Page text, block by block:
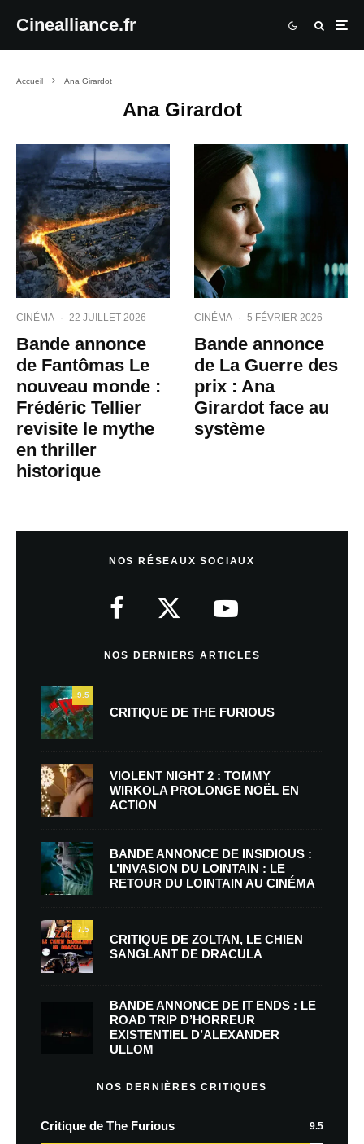
Cinealliance.fr
Accueil Ana Girardot
Ana Girardot
CINÉMA · 22 JUILLET 2026
Bande annonce
de Fantômas Le
nouveau monde :
Frédéric Tellier
revisite le mythe
en thriller
historique
CINÉMA · 5 FÉVRIER 2026
Bande annonce
de La Guerre des
prix : Ana
Girardot face au
système
NOS RÉSEAUX SOCIAUX
NOS DERNIERS ARTICLES
9.5
CRITIQUE DE THE FURIOUS
VIOLENT NIGHT 2 : TOMMY
WIRKOLA PROLONGE NOËL EN
ACTION
BANDE ANNONCE DE INSIDIOUS :
L’INVASION DU LOINTAIN : LE
RETOUR DU LOINTAIN AU CINÉMA
7.5
CRITIQUE DE ZOLTAN, LE CHIEN
SANGLANT DE DRACULA
BANDE ANNONCE DE IT ENDS : LE
ROAD TRIP D’HORREUR
EXISTENTIEL D’ALEXANDER
ULLOM
NOS DERNIÈRES CRITIQUES
Critique de The Furious 9.5